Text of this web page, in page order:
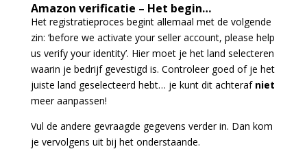
Amazon verificatie – Het begin…
Het registratieproces begint allemaal met de volgende
zin: ‘before we activate your seller account, please help
us verify your identity’. Hier moet je het land selecteren
waarin je bedrijf gevestigd is. Controleer goed of je het
juiste land geselecteerd hebt… je kunt dit achteraf niet
meer aanpassen!
Vul de andere gevraagde gegevens verder in. Dan kom
je vervolgens uit bij het onderstaande.